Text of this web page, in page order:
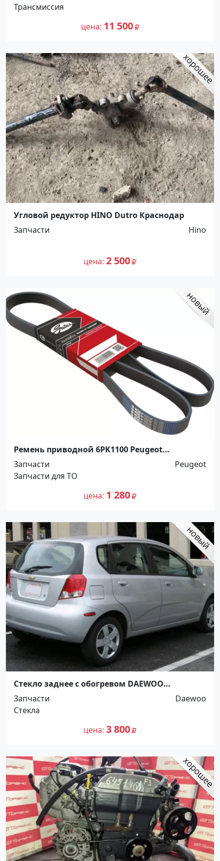
Трансмиссия
цена 11 500
Угловой редуктор HINO Dutro Краснодар
Запчасти
Hino
цена 2 500
Ремень приводной 6PK1100 Peugeot
Краснодар
Запчасти
Peugeot
Запчасти для ТО
цена 1 280
Стекло заднее с обогревом DAEWOO
KALOS(CHEVROLET AVEO) 5D HB 03- Краснодар
Запчасти
Daewoo
Стекла
цена 3 800